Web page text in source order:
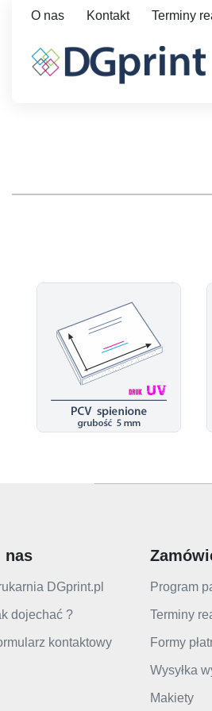
O nas Kontakt Terminy
nas
DGprint.pl
dojechać ?
kontaktowy
Program
Terminy
Formy
Wysyłka
Makiety